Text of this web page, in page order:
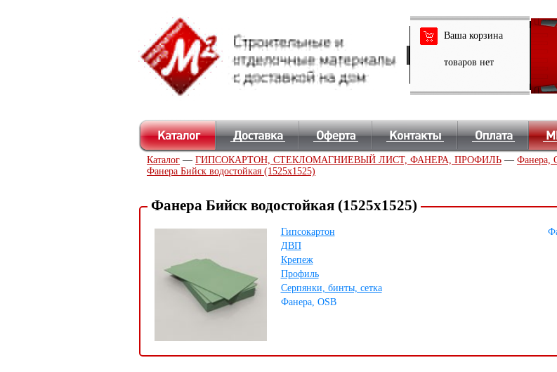
Ваша корзина
товаров нет
Каталог — ГИПСОКАРТОН, СТЕКЛОМАГНИЕВЫЙ ЛИСТ, ФАНЕРА, ПРОФИЛЬ — Фанера,
Фанера Бийск водостойкая (1525х1525)
Фанера Бийск водостойкая (1525х1525)
Гипсокартон
ДВП
Крепеж
Профиль
Серпянки, бинты, сетка
Фанера, OSB